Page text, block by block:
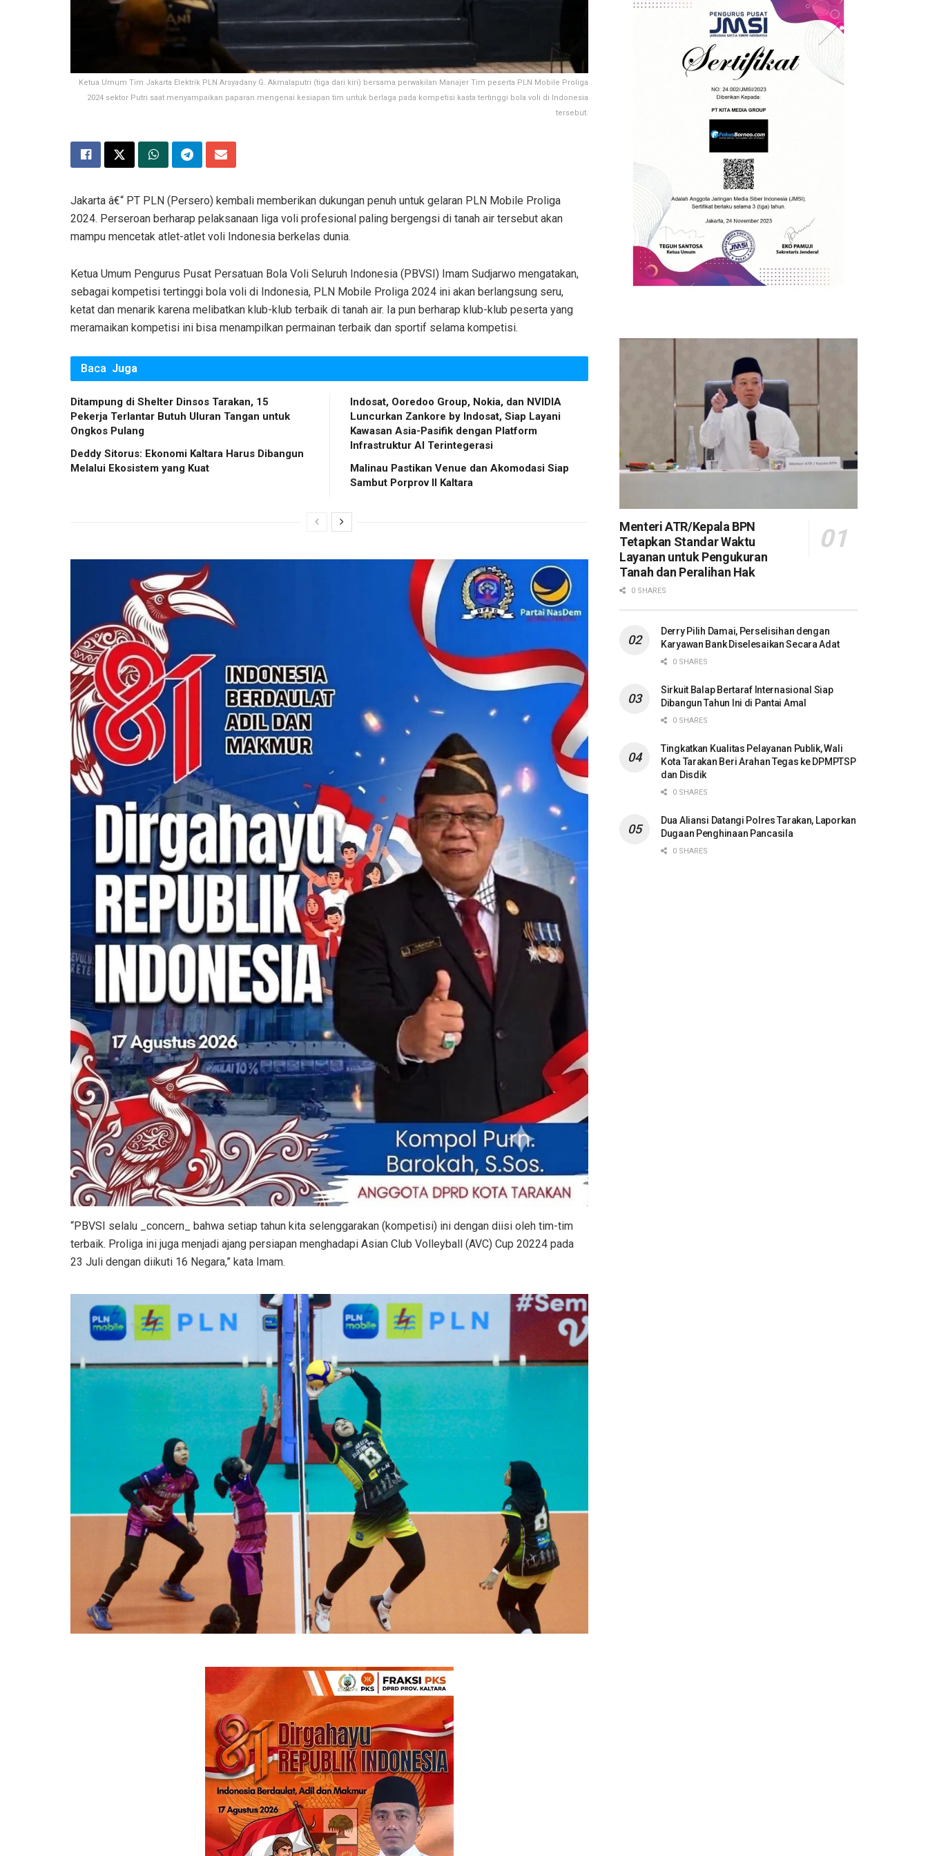
Ketua Umum Tim Jakarta Elektrik PLN Arsyadany G. Akmalaputri (tiga dari kiri) bersama perwakilan Manajer Tim peserta PLN Mobile Proliga
2024 sektor Putri saat menyampaikan paparan mengenai kesiapan tim untuk berlaga pada kompetisi kasta tertinggi bola voli di Indonesia
tersebut.
Jakarta â€“ PT PLN (Persero) kembali memberikan dukungan penuh untuk gelaran PLN Mobile Proliga
2024. Perseroan berharap pelaksanaan liga voli profesional paling bergengsi di tanah air tersebut akan
mampu mencetak atlet-atlet voli Indonesia berkelas dunia.
Ketua Umum Pengurus Pusat Persatuan Bola Voli Seluruh Indonesia (PBVSI) Imam Sudjarwo mengatakan,
sebagai kompetisi tertinggi bola voli di Indonesia, PLN Mobile Proliga 2024 ini akan berlangsung seru,
ketat dan menarik karena melibatkan klub-klub terbaik di tanah air. Ia pun berharap klub-klub peserta yang
meramaikan kompetisi ini bisa menampilkan permainan terbaik dan sportif selama kompetisi.
Baca Juga
Ditampung di Shelter Dinsos Tarakan, 15
Pekerja Terlantar Butuh Uluran Tangan untuk
Ongkos Pulang
Deddy Sitorus: Ekonomi Kaltara Harus Dibangun
Melalui Ekosistem yang Kuat
Indosat, Ooredoo Group, Nokia, dan NVIDIA
Luncurkan Zankore by Indosat, Siap Layani
Kawasan Asia-Pasifik dengan Platform
Infrastruktur AI Terintegerasi
Malinau Pastikan Venue dan Akomodasi Siap
Sambut Porprov II Kaltara
“PBVSI selalu _concern_ bahwa setiap tahun kita selenggarakan (kompetisi) ini dengan diisi oleh tim-tim
terbaik. Proliga ini juga menjadi ajang persiapan menghadapi Asian Club Volleyball (AVC) Cup 20224 pada
23 Juli dengan diikuti 16 Negara,” kata Imam.
Menteri ATR/Kepala BPN
Tetapkan Standar Waktu
Layanan untuk Pengukuran
Tanah dan Peralihan Hak
0 SHARES
Derry Pilih Damai, Perselisihan dengan
Karyawan Bank Diselesaikan Secara Adat
0 SHARES
Sirkuit Balap Bertaraf Internasional Siap
Dibangun Tahun Ini di Pantai Amal
0 SHARES
Tingkatkan Kualitas Pelayanan Publik, Wali
Kota Tarakan Beri Arahan Tegas ke DPMPTSP
dan Disdik
0 SHARES
Dua Aliansi Datangi Polres Tarakan, Laporkan
Dugaan Penghinaan Pancasila
0 SHARES